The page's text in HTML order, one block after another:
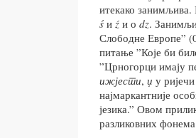
итекако занимљива.
ś и ź и о dz.
Слободне Европе”
питање ”Које би
”Црногорци имају
ижјести, џ у ријечи
најмаркантније
језика.” Овом
разликовних